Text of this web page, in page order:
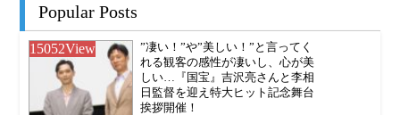
Popular Posts
15052View
”凄い！”や”美しい！”と言ってく
れる観客の感性が凄いし、心が美
しい…『国宝』吉沢亮さんと李相
日監督を迎え特大ヒット記念舞台
挨拶開催！